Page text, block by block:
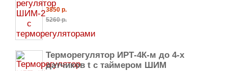
3850 р.
5260 р.
Терморегулятор ИРТ-4К-м до 4-х
датчиков t с таймером ШИМ